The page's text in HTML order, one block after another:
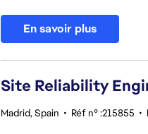
En savoir plus
Site Reliability
Madrid, Spain • Réf n° :215855 •